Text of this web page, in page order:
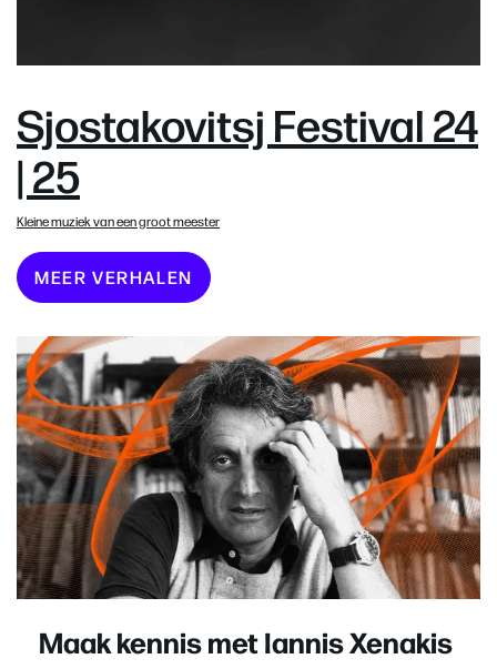
Sjostakovitsj Festival 24
| 25
Kleine muziek van een groot meester
MEER VERHALEN
Maak kennis met Iannis Xenakis